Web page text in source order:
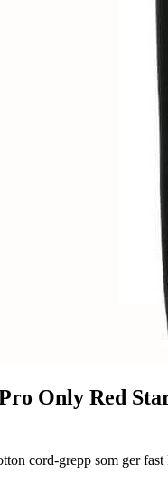
Only Red
cord-grepp som ger